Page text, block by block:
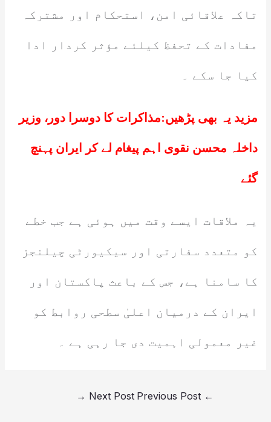
تاکہ علاقائی امن، استحکام اور مشترکہ
مفادات کے تحفظ کیلئے مؤثر کردار ادا
کیا جا سکے ۔
مزید یہ بھی پڑھیں:مذاکرات کا دوسرا دور، وزیر
داخلہ محسن نقوی اہم پیغام لے کر ایران پہنچ
گئے
یہ ملاقات ایسے وقت میں ہوئی ہے جب خطے
کو متعدد سفارتی اور سیکیورٹی چیلنجز
کا سامنا ہے، جس کے باعث پاکستان اور
ایران کے درمیان اعلیٰ سطحی روابط کو
غیر معمولی اہمیت دی جا رہی ہے ۔
←
Next Post
→